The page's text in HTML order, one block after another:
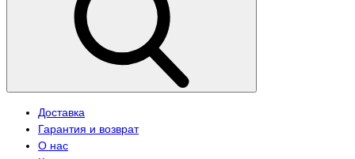
Доставка
Гарантия и возврат
О нас